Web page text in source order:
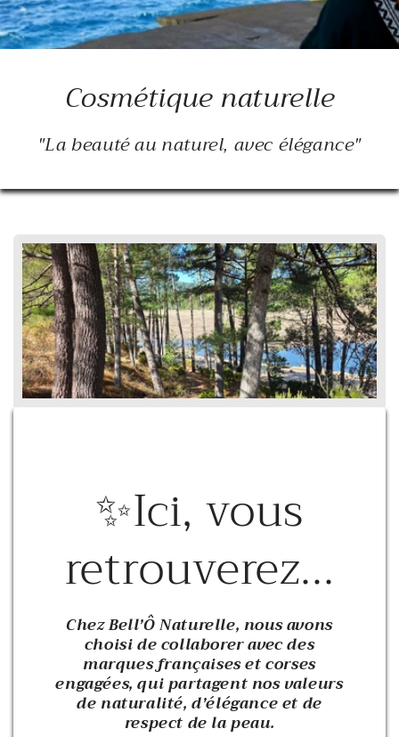
Cosmétique naturelle
"La beauté au naturel, avec élégance"
✨Ici, vous
retrouverez...
Chez Bell’Ô Naturelle, nous avons
choisi de collaborer avec des
marques françaises et corses
engagées, qui partagent nos valeurs
de naturalité, d’élégance et de
respect de la peau.